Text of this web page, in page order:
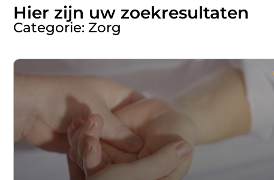
Hier zijn uw zoekresultaten
Categorie: Zorg